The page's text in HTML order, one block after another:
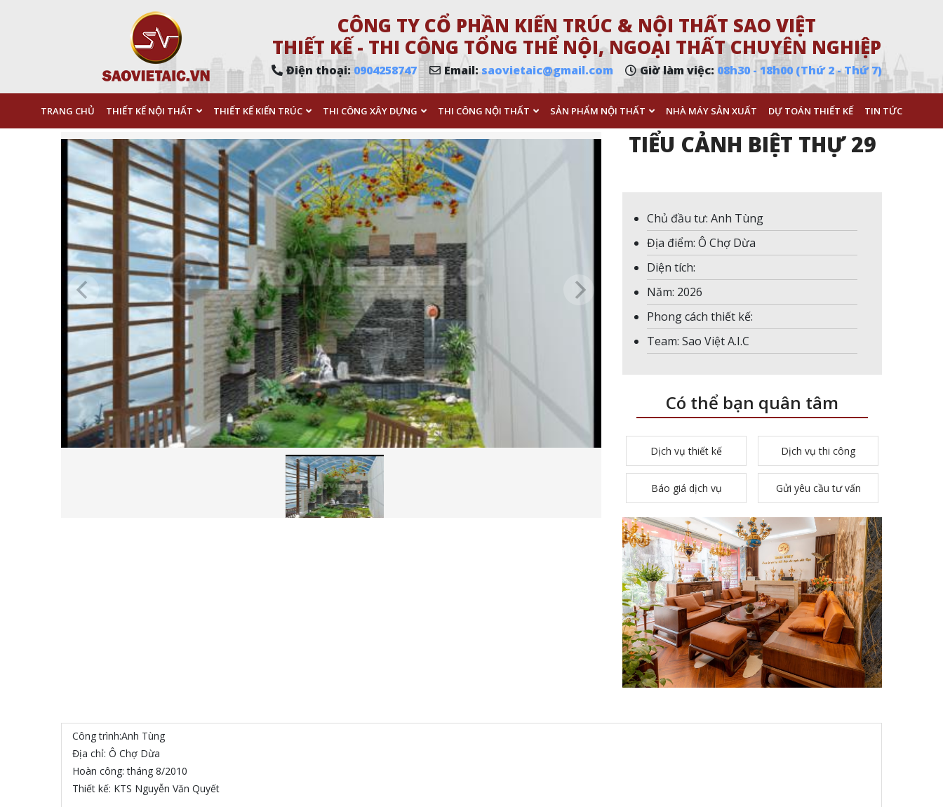
CÔNG TY CỔ PHẦN KIẾN TRÚC & NỘI THẤT SAO VIỆT
THIẾT KẾ - THI CÔNG TỔNG THỂ NỘI, NGOẠI THẤT CHUYÊN NGHIỆP
Điện thoại:0904258747 Email: saovietaic@gmail.com Giờ làm việc: 08h30 - 18h00 (Thứ 2 - Thứ 7)
TRANG CHỦ THIẾT KẾ NỘI THẤT THIẾT KẾ KIẾN TRÚC THI CÔNG XÂY DỰNG THI CÔNG NỘI THẤT SẢN PHẨM NỘI THẤT NHÀ MÁY SẢN XUẤT DỰ TOÁN THIẾT KẾ TIN TỨC
TIỂU CẢNH BIỆT THỰ 29
Chủ đầu tư: Anh Tùng
Địa điểm: Ô Chợ Dừa
Diện tích:
Năm: 2026
Phong cách thiết kế:
Team: Sao Việt A.I.C
Có thể bạn quân tâm
Dịch vụ thiết kế Dịch vụ thi công
Báo giá dịch vụ Gửi yêu cầu tư vấn
Công trình:Anh Tùng
Địa chỉ: Ô Chợ Dừa
Hoàn công: tháng 8/2010
Thiết kế: KTS Nguyễn Văn Quyết